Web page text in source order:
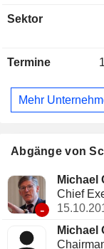
Milliarden US-
Milliarden US-Dollar
Filialen weltweit
Sektor
Termine
Mehr
Abgänge von
-
Michael
Chief
Michael